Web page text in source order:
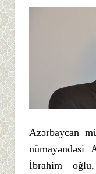
Azərbaycan
nümayəndəsi
İbrahim